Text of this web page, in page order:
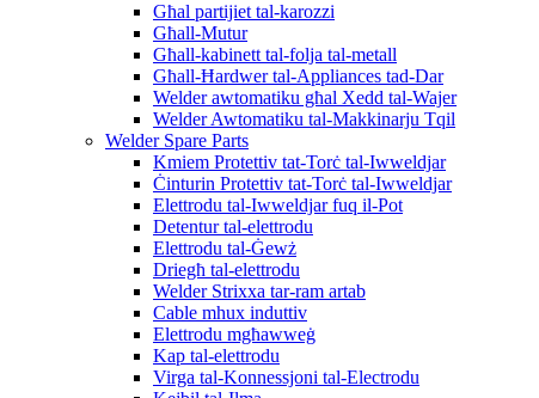
Għal partijiet tal-karozzi
Għall-Mutur
Għall-kabinett tal-folja tal-metall
Għall-Ħardwer tal-Appliances tad-Dar
Welder awtomatiku għal Xedd tal-Wajer
Welder Awtomatiku tal-Makkinarju Tqil
Welder Spare Parts
Kmiem Protettiv tat-Torċ tal-Iwweldjar
Ċinturin Protettiv tat-Torċ tal-Iwweldjar
Elettrodu tal-Iwweldjar fuq il-Pot
Detentur tal-elettrodu
Elettrodu tal-Ġewż
Driegħ tal-elettrodu
Welder Strixxa tar-ram artab
Cable mhux induttiv
Elettrodu mgħawweġ
Kap tal-elettrodu
Virga tal-Konnessjoni tal-Electrodu